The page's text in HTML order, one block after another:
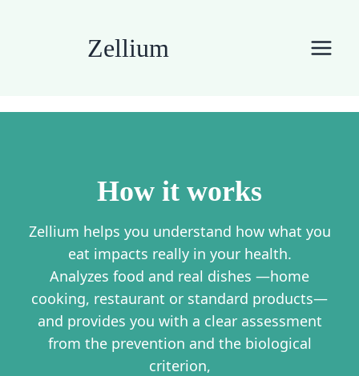
Zellium
How it works
Zellium helps you understand how what you
eat impacts really in your health.
Analyzes food and real dishes —home
cooking, restaurant or standard products—
and provides you with a clear assessment
from the prevention and the biological
criterion,